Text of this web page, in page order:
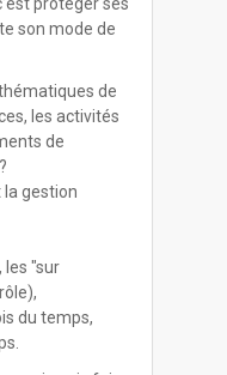
son mode de
de
les activités
de
la gestion
les "sur
du temps,